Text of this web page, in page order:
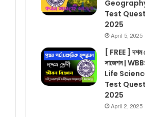
Test
2025
April 5, 2025
[ FREE ] দশম
সাজেশন |
Life
Test
2025
April 2, 2025